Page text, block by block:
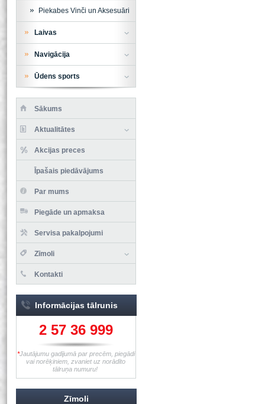
Piekabes Vinči un Aksesuāri
Laivas
Navigācija
Ūdens sports
Sākums
Aktualitātes
Akcijas preces
Īpašais piedāvājums
Par mums
Piegāde un apmaksa
Servisa pakalpojumi
Zīmoli
Kontakti
Informācijas tālrunis
2 57 36 999
*Jautājumu gadījumā par precēm, piegādi
vai norēķiniem, zvaniet uz norādīto
tālruņa numuru!
Zīmoli